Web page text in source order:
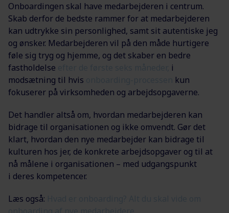
Onboardingen skal have medarbejderen i centrum.
Skab derfor de bedste rammer for at medarbejderen
kan udtrykke sin personlighed, samt sit autentiske jeg
og ønsker. Medarbejderen vil på den måde hurtigere
føle sig tryg og hjemme, og det skaber en bedre
fastholdelse
i
modsætning til hvis
kun
fokuserer på virksomheden og arbejdsopgaverne.
Det handler altså om, hvordan medarbejderen kan
bidrage til organisationen og ikke omvendt. Gør det
klart, hvordan den nye medarbejder kan bidrage til
kulturen hos jer, de konkrete arbejdsopgaver og til at
nå målene i organisationen – med udgangspunkt
i deres kompetencer.
Læs også: